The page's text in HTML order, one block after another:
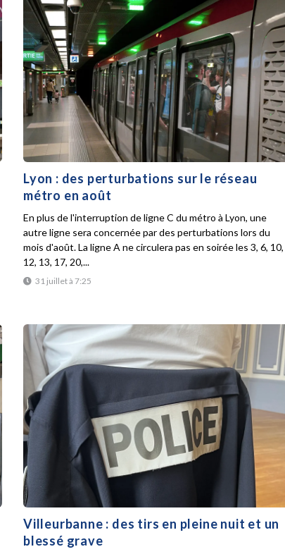
Lyon : des perturbations sur le réseau
métro en août
31 juillet à 7:25
En plus de l'interruption de ligne C du métro à Lyon, une
autre ligne sera concernée par des perturbations lors du
mois d'août. La ligne A ne circulera pas en soirée les 3, 6, 10,
12, 13, 17, 20,...
Villeurbanne : des tirs en pleine nuit et un
blessé grave